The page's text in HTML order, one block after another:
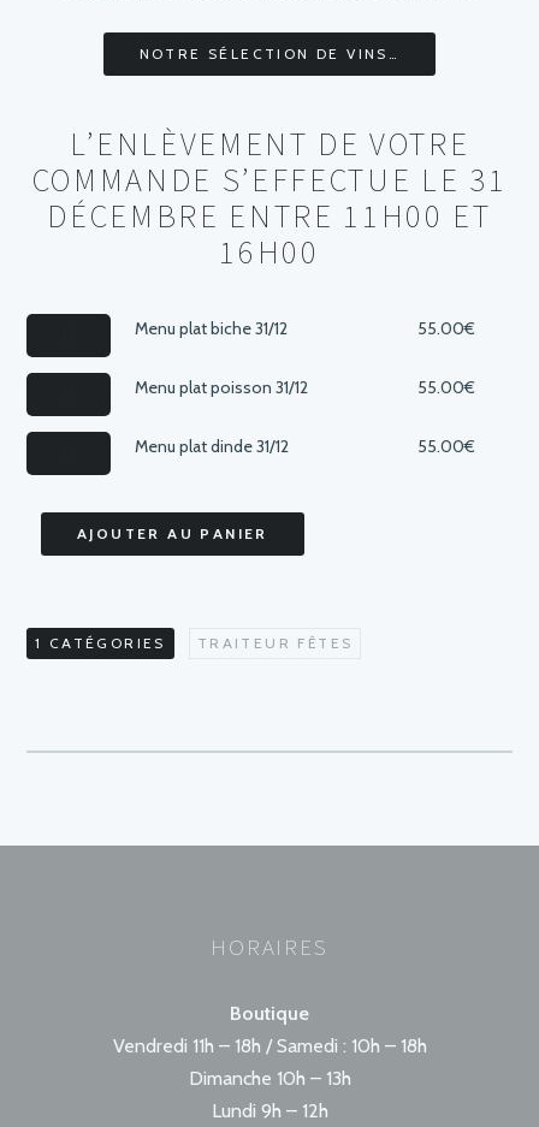
NOTRE SÉLECTION DE VINS…
L’ENLÈVEMENT DE VOTRE
COMMANDE S’EFFECTUE LE 31
DÉCEMBRE ENTRE 11H00 ET
16H00
de
Menu
plat
biche
31/12
Menu plat biche 31/12 55.00€
de
Menu
plat
Menu plat poisson 31/12 55.00€
de
dinde
Menu plat dinde 31/12 55.00€
AJOUTER AU PANIER
1 CATÉGORIES TRAITEUR FÊTES
HORAIRES
Boutique
Vendredi 11h – 18h / Samedi : 10h – 18h
Dimanche 10h – 13h
Lundi 9h – 12h